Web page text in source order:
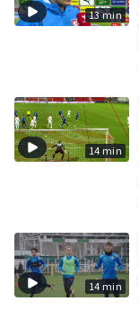
13 min
14 min
14 min